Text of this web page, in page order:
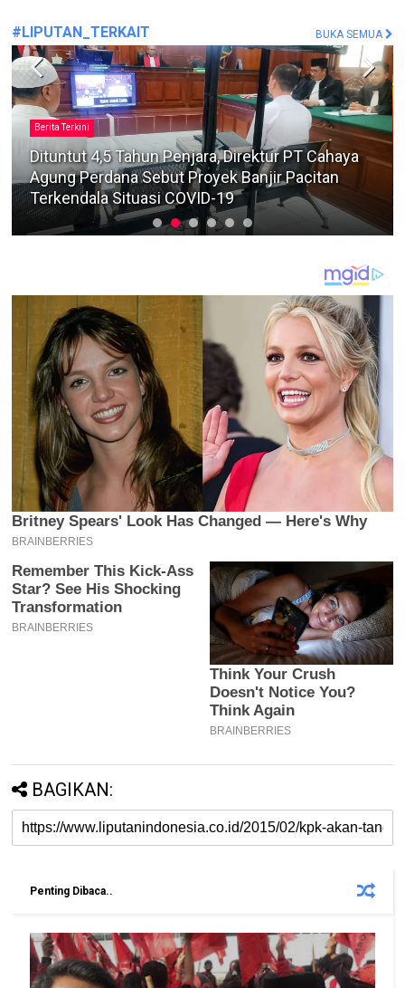
#LIPUTAN_TERKAIT BUKA SEMUA
Berita Terkini
Sopir Pengangkut 141 Karton Rokok Ilegal
Dilepas, Publik Sorot Dasar Hukum Bea Cukai
Juanda
BAGIKAN:
Penting Dibaca..